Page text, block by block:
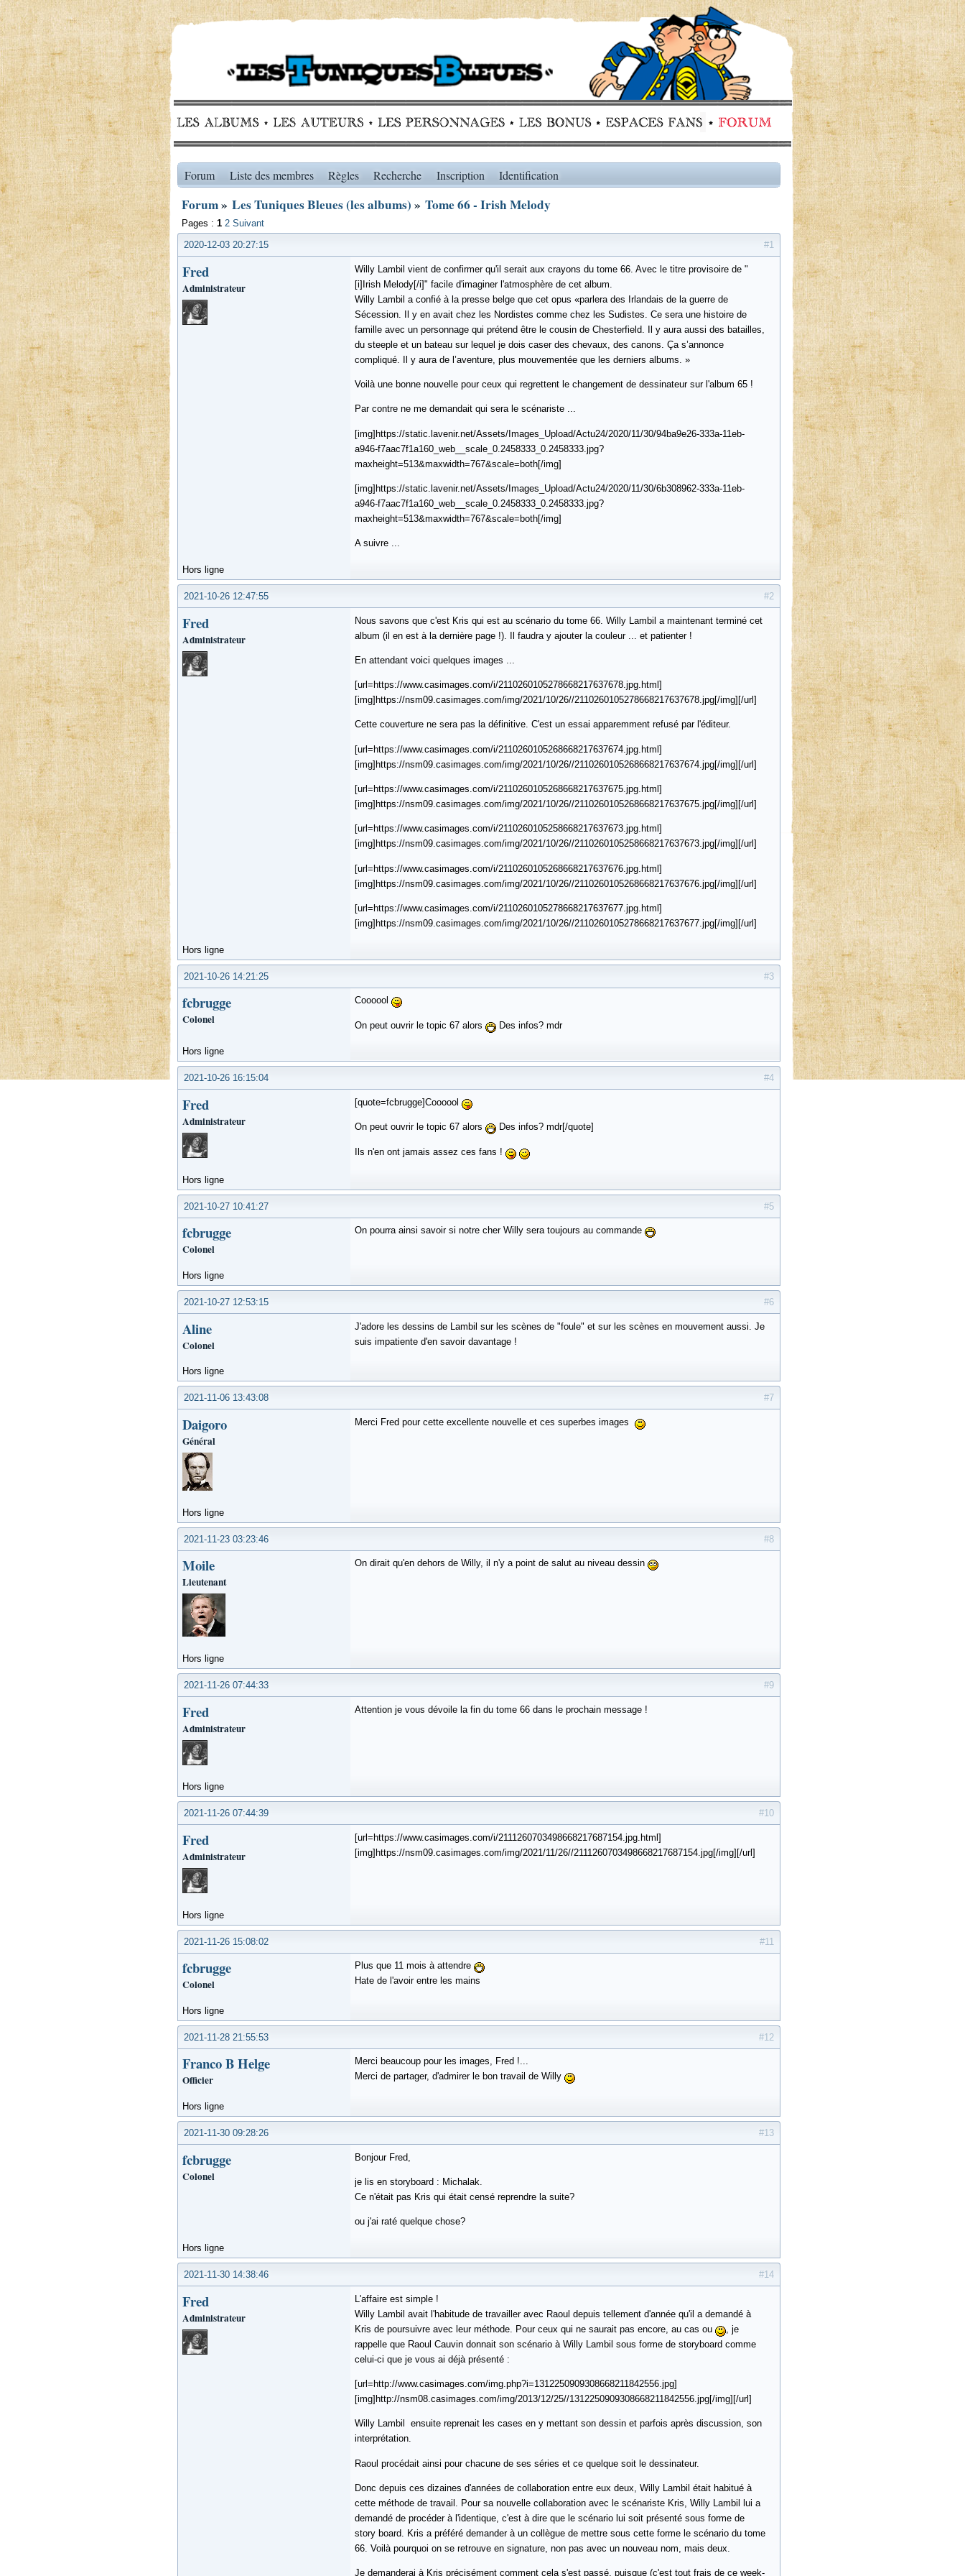
Forum Liste des membres Règles Recherche Inscription Identification
Forum» Les Tuniques Bleues (les albums) » Tome 66 - Irish Melody
Pages : 1 2 Suivant
#1
2020-12-03 20:27:15
Fred
Administrateur
Willy Lambil vient de confirmer qu'il serait aux crayons du tome 66. Avec le titre provisoire de "
[i]Irish Melody[/i]" facile d'imaginer l'atmosphère de cet album.
Willy Lambil a confié à la presse belge que cet opus «parlera des Irlandais de la guerre de
Sécession. Il y en avait chez les Nordistes comme chez les Sudistes. Ce sera une histoire de
famille avec un personnage qui prétend être le cousin de Chesterfield. Il y aura aussi des batailles,
du steeple et un bateau sur lequel je dois caser des chevaux, des canons. Ça s’annonce
compliqué. Il y aura de l’aventure, plus mouvementée que les derniers albums. »
Voilà une bonne nouvelle pour ceux qui regrettent le changement de dessinateur sur l'album 65 !
Par contre ne me demandait qui sera le scénariste ...
[img]https://static.lavenir.net/Assets/Images_Upload/Actu24/2020/11/30/94ba9e26-333a-11eb-
a946-f7aac7f1a160_web__scale_0.2458333_0.2458333.jpg?
maxheight=513&maxwidth=767&scale=both[/img]
[img]https://static.lavenir.net/Assets/Images_Upload/Actu24/2020/11/30/6b308962-333a-11eb-
a946-f7aac7f1a160_web__scale_0.2458333_0.2458333.jpg?
maxheight=513&maxwidth=767&scale=both[/img]
A suivre ...
Hors ligne
#2
2021-10-26 12:47:55
Fred
Administrateur
Nous savons que c'est Kris qui est au scénario du tome 66. Willy Lambil a maintenant terminé cet
album (il en est à la dernière page !). Il faudra y ajouter la couleur ... et patienter !
En attendant voici quelques images ...
[url=https://www.casimages.com/i/2110260105278668217637678.jpg.html]
[img]https://nsm09.casimages.com/img/2021/10/26//2110260105278668217637678.jpg[/img][/url]
Cette couverture ne sera pas la définitive. C'est un essai apparemment refusé par l'éditeur.
[url=https://www.casimages.com/i/2110260105268668217637674.jpg.html]
[img]https://nsm09.casimages.com/img/2021/10/26//2110260105268668217637674.jpg[/img][/url]
[url=https://www.casimages.com/i/2110260105268668217637675.jpg.html]
[img]https://nsm09.casimages.com/img/2021/10/26//2110260105268668217637675.jpg[/img][/url]
[url=https://www.casimages.com/i/2110260105258668217637673.jpg.html]
[img]https://nsm09.casimages.com/img/2021/10/26//2110260105258668217637673.jpg[/img][/url]
[url=https://www.casimages.com/i/2110260105268668217637676.jpg.html]
[img]https://nsm09.casimages.com/img/2021/10/26//2110260105268668217637676.jpg[/img][/url]
[url=https://www.casimages.com/i/2110260105278668217637677.jpg.html]
[img]https://nsm09.casimages.com/img/2021/10/26//2110260105278668217637677.jpg[/img][/url]
Hors ligne
#3
2021-10-26 14:21:25
fcbrugge
Colonel
Coooool
On peut ouvrir le topic 67 alors Des infos? mdr
Hors ligne
#4
2021-10-26 16:15:04
Fred
Administrateur
[quote=fcbrugge]Coooool
On peut ouvrir le topic 67 alors Des infos? mdr[/quote]
Ils n'en ont jamais assez ces fans !
Hors ligne
#5
2021-10-27 10:41:27
fcbrugge
Colonel
On pourra ainsi savoir si notre cher Willy sera toujours au commande
Hors ligne
#6
2021-10-27 12:53:15
Aline
Colonel
J'adore les dessins de Lambil sur les scènes de "foule" et sur les scènes en mouvement aussi. Je
suis impatiente d'en savoir davantage !
Hors ligne
#7
2021-11-06 13:43:08
Daigoro
Général
Merci Fred pour cette excellente nouvelle et ces superbes images
Hors ligne
#8
2021-11-23 03:23:46
Moile
Lieutenant
On dirait qu'en dehors de Willy, il n'y a point de salut au niveau dessin
Hors ligne
#9
2021-11-26 07:44:33
Fred
Administrateur
Attention je vous dévoile la fin du tome 66 dans le prochain message !
Hors ligne
#10
2021-11-26 07:44:39
Fred
Administrateur
[url=https://www.casimages.com/i/2111260703498668217687154.jpg.html]
[img]https://nsm09.casimages.com/img/2021/11/26//2111260703498668217687154.jpg[/img][/url]
Hors ligne
#11
2021-11-26 15:08:02
fcbrugge
Colonel
Plus que 11 mois à attendre
Hate de l'avoir entre les mains
Hors ligne
#12
2021-11-28 21:55:53
Franco B Helge
Officier
Merci beaucoup pour les images, Fred !...
Merci de partager, d'admirer le bon travail de Willy
Hors ligne
#13
2021-11-30 09:28:26
fcbrugge
Colonel
Bonjour Fred,
je lis en storyboard : Michalak.
Ce n'était pas Kris qui était censé reprendre la suite?
ou j'ai raté quelque chose?
Hors ligne
#14
2021-11-30 14:38:46
Fred
Administrateur
L'affaire est simple !
Willy Lambil avait l'habitude de travailler avec Raoul depuis tellement d'année qu'il a demandé à
Kris de poursuivre avec leur méthode. Pour ceux qui ne saurait pas encore, au cas ou
, je
rappelle que Raoul Cauvin donnait son scénario à Willy Lambil sous forme de storyboard comme
celui-ci que je vous ai déjà présenté :
[url=http://www.casimages.com/img.php?i=1312250909308668211842556.jpg]
[img]http://nsm08.casimages.com/img/2013/12/25//1312250909308668211842556.jpg[/img][/url]
Willy Lambil ensuite reprenait les cases en y mettant son dessin et parfois après discussion, son
interprétation.
Raoul procédait ainsi pour chacune de ses séries et ce quelque soit le dessinateur.
Donc depuis ces dizaines d'années de collaboration entre eux deux, Willy Lambil était habitué à
cette méthode de travail. Pour sa nouvelle collaboration avec le scénariste Kris, Willy Lambil lui a
demandé de procéder à l'identique, c'est à dire que le scénario lui soit présenté sous forme de
story board. Kris a préféré demander à un collègue de mettre sous cette forme le scénario du tome
66. Voilà pourquoi on se retrouve en signature, non pas avec un nouveau nom, mais deux.
Je demanderai à Kris précisément comment cela s'est passé, puisque (c'est tout frais de ce week-